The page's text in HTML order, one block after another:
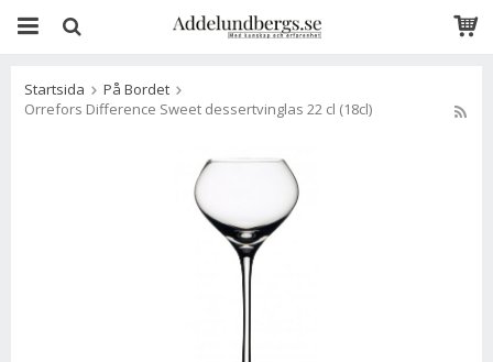
Startsida
På Bordet
Orrefors Difference Sweet dessertvinglas 22 cl (18cl)